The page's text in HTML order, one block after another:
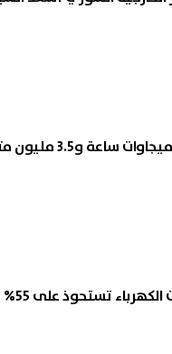
الكهرباء:
55% من أجمالي انتاج الغاز|فيديو